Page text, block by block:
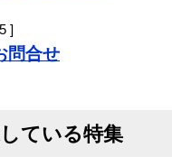
]
問合せ
ている特集